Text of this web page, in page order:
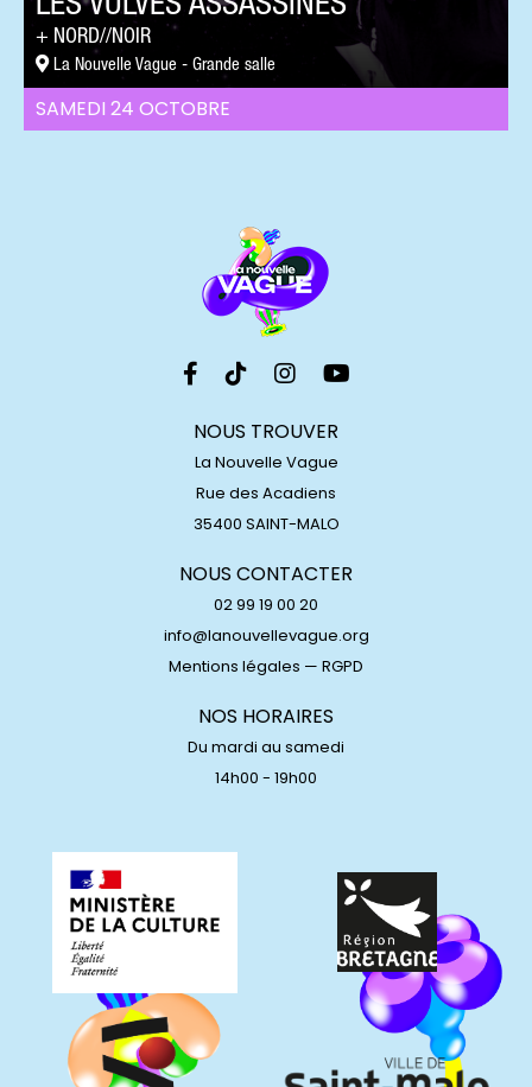
SAMEDI 24 OCTOBRE
LES VULVES ASSASSINES
NORD//NOIR
La Nouvelle Vague - Grande salle
NOUS TROUVER
La Nouvelle Vague
Rue des Acadiens
35400 SAINT-MALO
NOUS CONTACTER
02 99 19 00 20
info@lanouvellevague.org
Mentions légales — RGPD
NOS HORAIRES
Du mardi au samedi
14h00 - 19h00